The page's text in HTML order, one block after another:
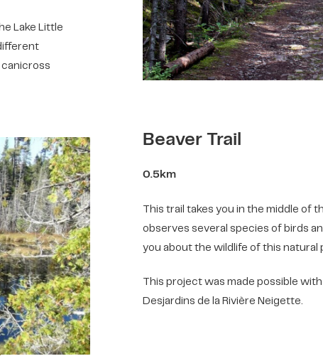
Lake Little
canicross
Beaver Trail
0.5km
This trail takes you in the middle of
observes several species of birds
you about the wildlife of this natural
This project was made possible
Desjardins de la Rivière Neigette.